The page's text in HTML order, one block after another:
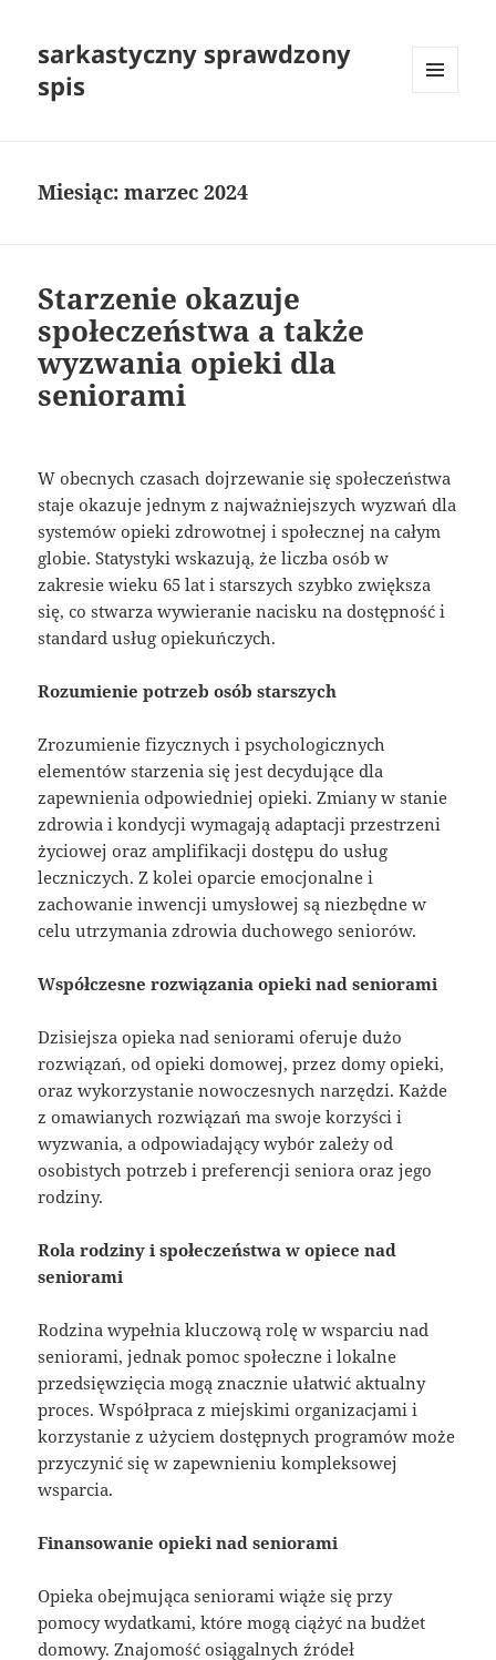
sarkastyczny sprawdzony
spis
Miesiąc:marzec 2024
Starzenie okazuje
społeczeństwa a także
wyzwania opieki dla
seniorami
W obecnych czasach dojrzewanie się społeczeństwa
staje okazuje jednym z najważniejszych wyzwań dla
systemów opieki zdrowotnej i społecznej na całym
globie. Statystyki wskazują, że liczba osób w
zakresie wieku 65 lat i starszych szybko zwiększa
się, co stwarza wywieranie nacisku na dostępność i
standard usług opiekuńczych.
Rozumienie potrzeb osób starszych
Zrozumienie fizycznych i psychologicznych
elementów starzenia się jest decydujące dla
zapewnienia odpowiedniej opieki. Zmiany w stanie
zdrowia i kondycji wymagają adaptacji przestrzeni
życiowej oraz amplifikacji dostępu do usług
leczniczych. Z kolei oparcie emocjonalne i
zachowanie inwencji umysłowej są niezbędne w
celu utrzymania zdrowia duchowego seniorów.
Współczesne rozwiązania opieki nad seniorami
Dzisiejsza opieka nad seniorami oferuje dużo
rozwiązań, od opieki domowej, przez domy opieki,
oraz wykorzystanie nowoczesnych narzędzi. Każde
z omawianych rozwiązań ma swoje korzyści i
wyzwania, a odpowiadający wybór zależy od
osobistych potrzeb i preferencji seniora oraz jego
rodziny.
Rola rodziny i społeczeństwa w opiece nad
seniorami
Rodzina wypełnia kluczową rolę w wsparciu nad
seniorami, jednak pomoc społeczne i lokalne
przedsięwzięcia mogą znacznie ułatwić aktualny
proces. Współpraca z miejskimi organizacjami i
korzystanie z użyciem dostępnych programów może
przyczynić się w zapewnieniu kompleksowej
wsparcia.
Finansowanie opieki nad seniorami
Opieka obejmująca seniorami wiąże się przy
pomocy wydatkami, które mogą ciążyć na budżet
domowy. Znajomość osiągalnych źródeł